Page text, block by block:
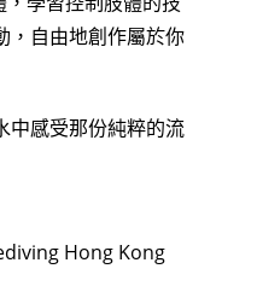
，自由地創作屬於你
中感受那份純粹的流
Hong Kong